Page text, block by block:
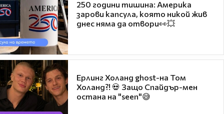
250 години тишина: Америка
зарови капсула, която никой жив
днес няма да отвори👀💥
Ерлинг Холанд ghost-на Том
Холанд?! 💀 Защо Спайдър-мен
остана на "seen"😅